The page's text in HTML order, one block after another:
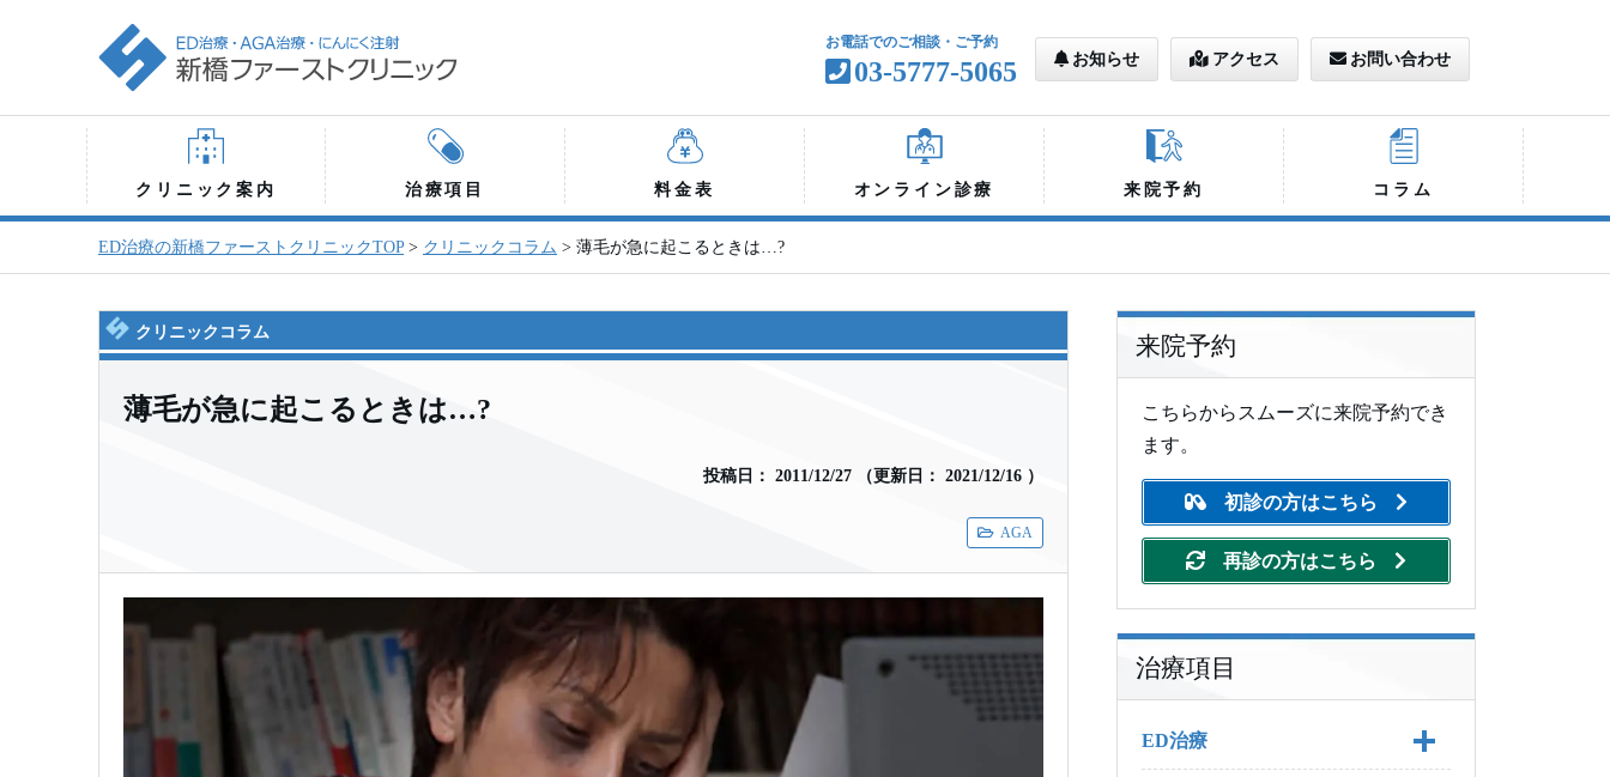
お電話でのご相談・ご予約
03-5777-5065 お知らせ アクセス お問い合わせ
クリニック案内 治療項目 料金表 オンライン診療 来院予約 コラム
ED治療の新橋ファーストクリニックTOP> クリニックコラム > 薄毛が急に起こるときは…?
クリニックコラム
薄毛が急に起こるときは…?
投稿日： 2011/12/27 （更新日： 2021/12/16 ）
AGA
来院予約
こちらからスムーズに来院予約でき
ます。
初診の方はこちら
再診の方はこちら
治療項目
ED治療